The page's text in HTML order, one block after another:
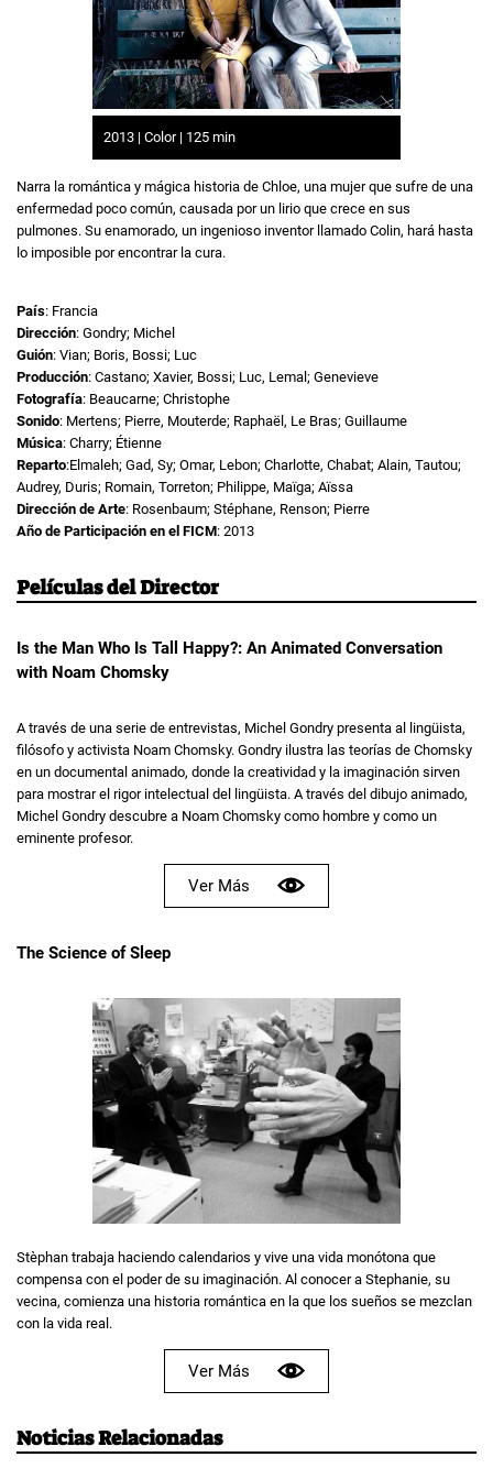
2013 | Color | 125 min
Narra la romántica y mágica historia de Chloe, una mujer que sufre de una
enfermedad poco común, causada por un lirio que crece en sus
pulmones. Su enamorado, un ingenioso inventor llamado Colin, hará hasta
lo imposible por encontrar la cura.
País: Francia
Dirección: Gondry; Michel
Guión: Vian; Boris, Bossi; Luc
Producción: Castano; Xavier, Bossi; Luc, Lemal; Genevieve
Fotografía: Beaucarne; Christophe
Sonido: Mertens; Pierre, Mouterde; Raphaël, Le Bras; Guillaume
Música: Charry; Étienne
Reparto:Elmaleh; Gad, Sy; Omar, Lebon; Charlotte, Chabat; Alain, Tautou;
Audrey, Duris; Romain, Torreton; Philippe, Maïga; Aïssa
Dirección de Arte: Rosenbaum; Stéphane, Renson; Pierre
Año de Participación en el FICM: 2013
Películas del Director
Is the Man Who Is Tall Happy?: An Animated Conversation
with Noam Chomsky
A través de una serie de entrevistas, Michel Gondry presenta al lingüista,
filósofo y activista Noam Chomsky. Gondry ilustra las teorías de Chomsky
en un documental animado, donde la creatividad y la imaginación sirven
para mostrar el rigor intelectual del lingüista. A través del dibujo animado,
Michel Gondry descubre a Noam Chomsky como hombre y como un
eminente profesor.
Ver Más
The Science of Sleep
Stèphan trabaja haciendo calendarios y vive una vida monótona que
compensa con el poder de su imaginación. Al conocer a Stephanie, su
vecina, comienza una historia romántica en la que los sueños se mezclan
con la vida real.
Ver Más
Noticias Relacionadas